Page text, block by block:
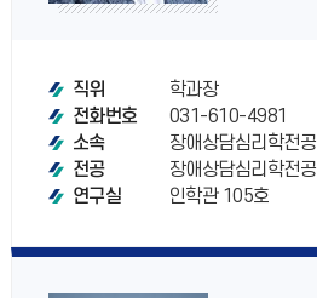
직위
학과장
전화번호
031-610-4981
소속
장애상담심리학전공
전공
장애상담심리학전공
연구실
인학관 105호